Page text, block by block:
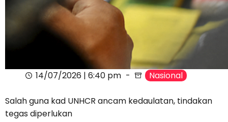
14/07/2026 | 6:40 pm Nasional
Salah guna kad UNHCR ancam kedaulatan, tindakan
tegas diperlukan